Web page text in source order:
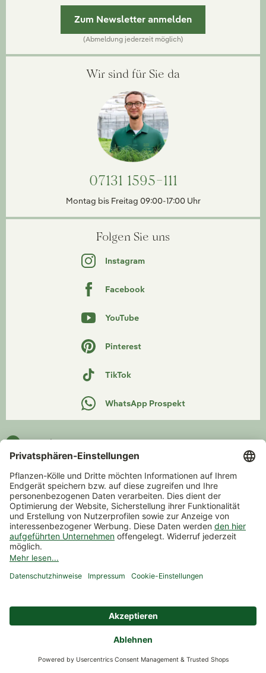
Zum Newsletter anmelden
(Abmeldung jederzeit möglich)
Wir sind für Sie da
07131 1595-111
Montag bis Freitag 09:00-17:00 Uhr
Folgen Sie uns
Instagram
Facebook
YouTube
Pinterest
TikTok
WhatsApp Prospekt
Kontakt
Service
Verantwortung
Beratung & Inspirationen
Zahlung & Versand
Zahlarten